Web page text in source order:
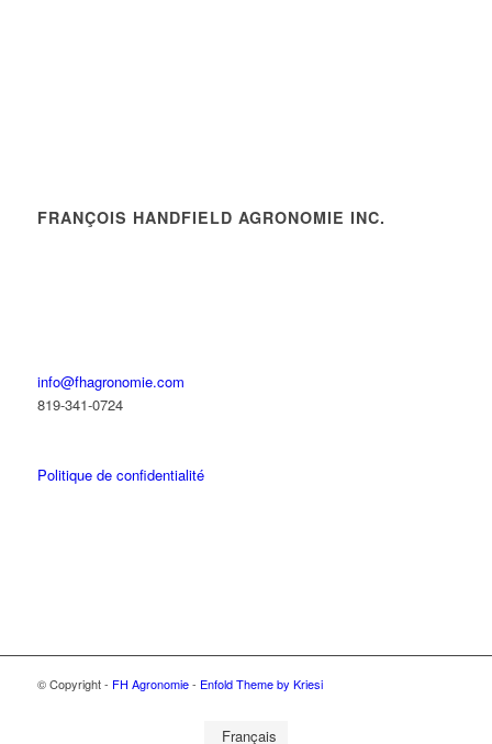
FRANÇOIS HANDFIELD AGRONOMIE INC.
info@fhagronomie.com
819-341-0724
Politique de confidentialité
© Copyright - FH Agronomie- Enfold Theme by Kriesi
Français